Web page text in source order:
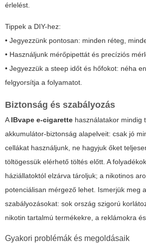
érlelést.
Tippek a DIY-hez:
• Jegyezzünk pontosan: minden réteg,
• Használjunk mérőpipettát és precíziós
• Jegyezzük a steep időt és hőfokot: néha
felgyorsítja a folyamatot.
Biztonság és szabályozás
A IBvape e-cigarette használatakor mindig
akkumulátor-biztonság alapelveit: csak jó
cellákat használjunk, ne hagyjuk őket
töltögessük elérhető töltés előtt. A
háziállatoktól elzárva tároljuk; a nikotinos
potenciálisan mérgező lehet. Ismerjük meg
szabályozásokat: sok ország szigorú
nikotin tartalmú termékekre, a reklámokra
Gyakori problémák és megoldásaik